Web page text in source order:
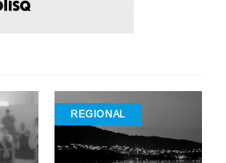
REGIONAL